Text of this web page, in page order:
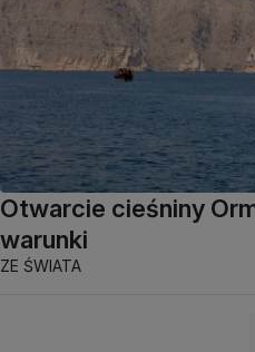
Otwarcie cieśniny
warunki
ZE ŚWIATA